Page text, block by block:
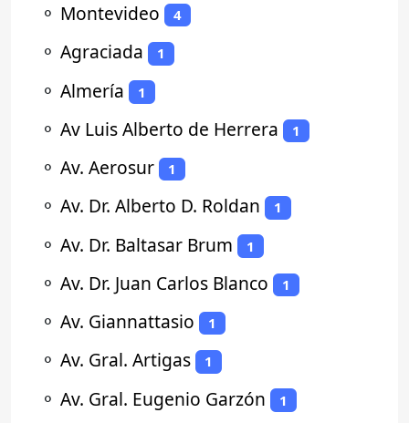
⚬ Montevideo 4
⚬ Agraciada 1
⚬ Almería 1
⚬ Av Luis Alberto de Herrera 1
⚬ Av. Aerosur 1
⚬ Av. Dr. Alberto D. Roldan 1
⚬ Av. Dr. Baltasar Brum 1
⚬ Av. Dr. Juan Carlos Blanco 1
⚬ Av. Giannattasio 1
⚬ Av. Gral. Artigas 1
⚬ Av. Gral. Eugenio Garzón 1